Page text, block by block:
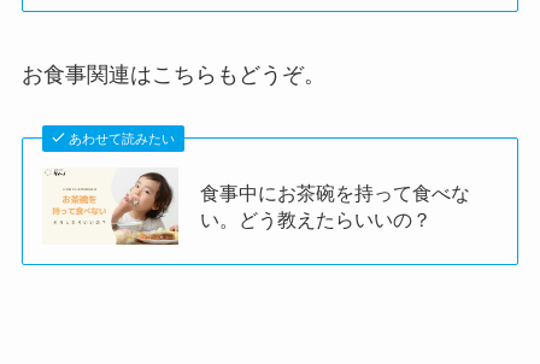
お食事関連はこちらもどうぞ。
あわせて読みたい
食事中にお茶碗を持って食べな
い。どう教えたらいいの？